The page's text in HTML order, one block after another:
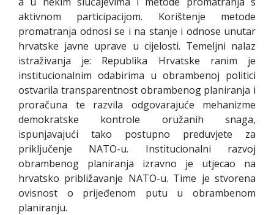
aktivnom participacijom. Korištenje metode
promatranja odnosi se i na stanje i odnose unutar
hrvatske javne uprave u cijelosti. Temeljni nalaz
istraživanja je: Republika Hrvatske ranim je
institucionalnim odabirima u obrambenoj politici
ostvarila transparentnost obrambenog planiranja i
proračuna te razvila odgovarajuće mehanizme
demokratske kontrole oružanih snaga,
ispunjavajući tako postupno preduvjete za
priključenje NATO-u. Institucionalni razvoj
obrambenog planiranja izravno je utjecao na
hrvatsko približavanje NATO-u. Time je stvorena
ovisnost o prijeđenom putu u obrambenom
planiranju.